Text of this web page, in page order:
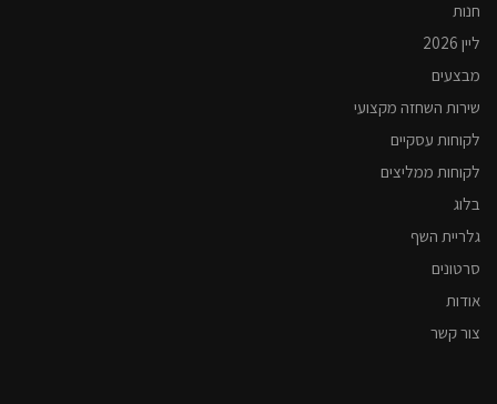
חנות
ליין 2026
מבצעים
שירות השחזה מקצועי
לקוחות עסקיים
לקוחות ממליצים
בלוג
גלריית השף
סרטונים
אודות
צור קשר